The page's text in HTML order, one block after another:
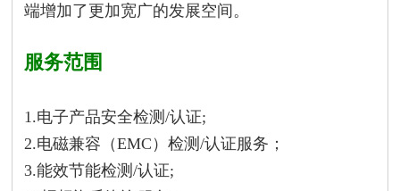
端增加了更加宽广的发展空间。
服务范围
1.电子产品安全检测/认证;
2.电磁兼容（EMC）检测/认证服务；
3.能效节能检测/认证;